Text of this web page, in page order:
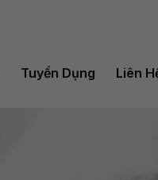
Tuyển Dụng Liên